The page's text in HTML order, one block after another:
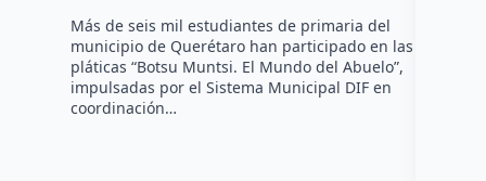
Más de seis mil estudiantes de primaria del
municipio de Querétaro han participado en las
pláticas “Botsu Muntsi. El Mundo del Abuelo”,
impulsadas por el Sistema Municipal DIF en
coordinación…